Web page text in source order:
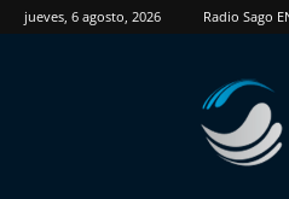
jueves, 6 agosto, 2026 Radio Sago